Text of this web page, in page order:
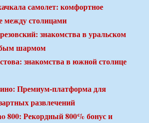
самолет: комфортное
между столицами
знакомства в уральском
шармом
знакомства в южной столице
Премиум-платформа для
развлечений
800: Рекордный 800% бонус и